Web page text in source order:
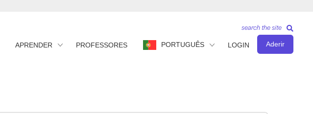
APRENDER PROFESSORES PORTUGUÊS LOGIN Aderir
search the site